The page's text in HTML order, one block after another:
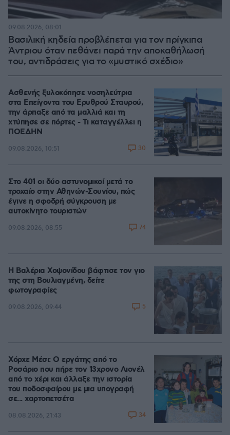
Βασιλική κηδεία προβλέπεται για τον πρίγκιπα
Άντριου όταν πεθάνει παρά την αποκαθήλωσή
του, αντιδράσεις για το «μυστικό σχέδιο»
09.08.2026, 08:01
Ασθενής ξυλοκόπησε νοσηλεύτρια
στα Επείγοντα του Ερυθρού Σταυρού,
την άρπαξε από τα μαλλιά και τη
χτύπησε σε πόρτες - Τι καταγγέλλει η
ΠΟΕΔΗΝ
09.08.2026, 10:51 30
Στο 401 οι δύο αστυνομικοί μετά το
τροχαίο στην Αθηνών-Σουνίου, πώς
έγινε η σφοδρή σύγκρουση με
αυτοκίνητο τουριστών
09.08.2026, 08:55 74
Η Βαλέρια Χοψονίδου βάφτισε τον γιο
της στη Βουλιαγμένη, δείτε
φωτογραφίες
09.08.2026, 09:44 5
Χόρχε Μέσι: Ο εργάτης από το
Ροσάριο που πήρε τον 13χρονο Λιονέλ
από το χέρι και άλλαξε την ιστορία
του ποδοσφαίρου με μια υπογραφή
σε... χαρτοπετσέτα
08.08.2026, 21:43 34